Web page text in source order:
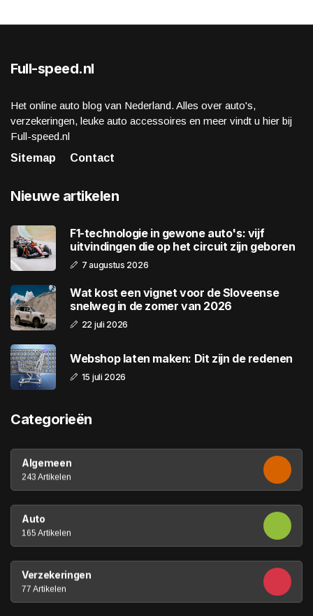
Full-speed.nl
Het online auto blog van Nederland. Alles over auto's,
verzekeringen, leuke auto accessoires en meer vindt u hier bij
Full-speed.nl
Sitemap
Contact
Nieuwe artikelen
F1-technologie in gewone auto's: vijf
uitvindingen die op het circuit zijn geboren
7 augustus 2026
Wat kost een vignet voor de Sloveense
snelweg in de zomer van 2026
22 juli 2026
Webshop laten maken: Dit zijn de redenen
15 juli 2026
Categorieën
Algemeen
243 Artikelen
Auto
165 Artikelen
Verzekeringen
77 Artikelen